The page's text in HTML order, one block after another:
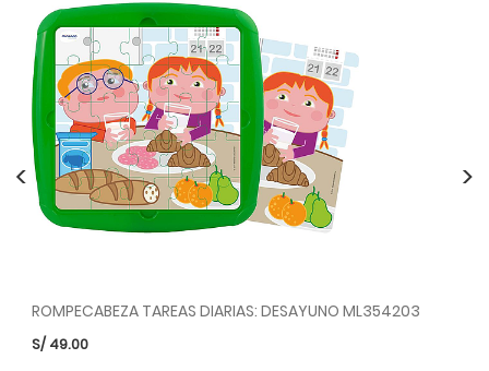
ROMPECABEZA TAREAS DIARIAS: DESAYUNO ML354203
S/ 49.00
< >